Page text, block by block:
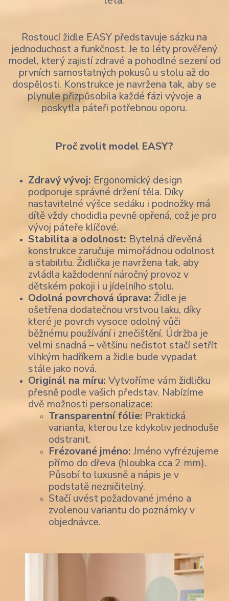
Rostoucí židle EASY představuje sázku na
jednoduchost a funkčnost. Je to léty prověřený
model, který zajistí zdravé a pohodlné sezení od
prvních samostatných pokusů u stolu až do
dospělosti. Konstrukce je navržena tak, aby se
plynule přizpůsobila každé fázi vývoje a
poskytla páteři potřebnou oporu.
Proč zvolit model EASY?
Zdravý vývoj: Ergonomický design
podporuje správné držení těla. Díky
nastavitelné výšce sedáku i podnožky má
dítě vždy chodidla pevně opřená, což je pro
vývoj páteře klíčové.
Stabilita a odolnost: Bytelná dřevěná
konstrukce zaručuje mimořádnou odolnost
a stabilitu. Židlička je navržena tak, aby
zvládla každodenní náročný provoz v
dětském pokoji i u jídelního stolu.
Odolná povrchová úprava: Židle je
ošetřena dodatečnou vrstvou laku, díky
které je povrch vysoce odolný vůči
běžnému používání i znečištění. Údržba je
velmi snadná – většinu nečistot stačí setřít
vlhkým hadříkem a židle bude vypadat
stále jako nová.
Originál na míru: Vytvoříme vám židličku
přesně podle vašich představ. Nabízíme
dvě možnosti personalizace:
Transparentní fólie: Praktická
varianta, kterou lze kdykoliv jednoduše
odstranit.
Frézované jméno:Jméno vyfrézujeme
přímo do dřeva (hloubka cca 2 mm).
Působí to luxusně a nápis je v
podstatě nezničitelný.
Stačí uvést požadované jméno a
zvolenou variantu do poznámky v
objednávce.